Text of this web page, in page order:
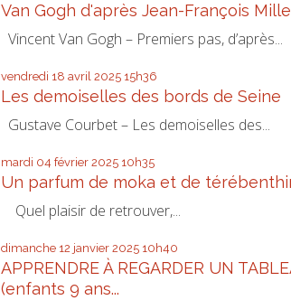
Van Gogh d'après Jean-François
Vincent Van Gogh – Premiers pas, d’après...
vendredi 18 avril 2025 15h36
Les demoiselles des bords de Seine
Gustave Courbet – Les demoiselles des...
mardi 04 février 2025 10h35
Un parfum de moka et de
Quel plaisir de retrouver,...
dimanche 12 janvier 2025 10h40
APPRENDRE À REGARDER UN
(enfants 9 ans...